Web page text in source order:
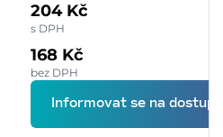
204 Kč
s DPH
168 Kč
bez DPH
Informovat se na